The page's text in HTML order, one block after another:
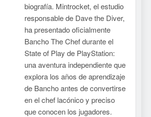
biografía. Mintrocket, el estudio
responsable de Dave the Diver,
ha presentado oficialmente
Bancho The Chef durante el
State of Play de PlayStation:
una aventura independiente que
explora los años de aprendizaje
de Bancho antes de convertirse
en el chef lacónico y preciso
que conocen los jugadores.